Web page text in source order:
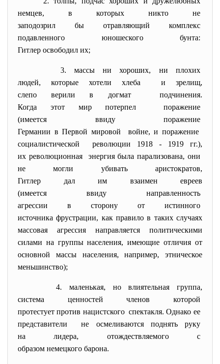
немцев, в которых никто не
заподозрил бы отравляющий комплекс
подавленного юношеского бунта:
Гитлер освободил их;
3. массы ни хороших, ни плохих
людей, которые хотели хлеба и зрелищ,
слепо верили в догмат подчинения.
Когда этот мир потерпел поражение
(имеется ввиду поражение
Германии в Первой мировой войне, и поражение
социалистической революции 1918 - 1919 гг.),
их революционная энергия была парализована, они
не могли убивать аристократов,
Гитлер дал им взаимен евреев
(имеется ввиду направленность
агрессии в сторону от истинного
источника фрустрации, как правило в таких случаях
массовая агрессия направляется политическими
силами на группы населения, имеющие отличия от
основной массы населения, например, этническое
меньшинство);
4. маленькая, но влиятельнаягруппа,
система ценностей членов которой
протестует против нацистского спектакля. Однако ее
представители не осмеливаются поднять руку
на лидера, отождествляемого с
образом немецкого барона.